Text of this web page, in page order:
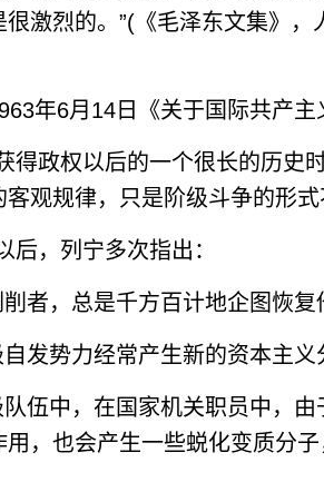
激烈的。”(《毛泽东文集》
6月14日《关于国际共产主
政权以后的一个很长的历史
客观规律，只是阶级斗争的形
，列宁多次指出：
，总是千方百计地企图恢复他
势力经常产生新的资本主义
中，在国家机关职员中，由
，也会产生一些蜕化变质分子